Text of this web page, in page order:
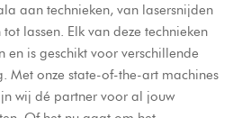
aan technieken, van lasersnijden
lassen. Elk van deze technieken
en is geschikt voor verschillende
Met onze state-of-the-art machines
wij dé partner voor al jouw